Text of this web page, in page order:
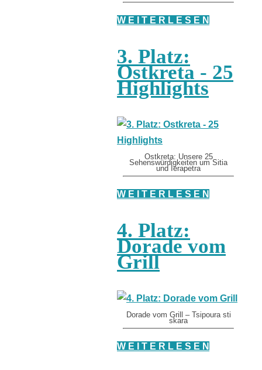
W E I T E R L E S E N
3. Platz:
Ostkreta - 25
Highlights
Ostkreta: Unsere 25
Sehenswürdigkeiten um Sitia
und Ierapetra
W E I T E R L E S E N
4. Platz:
Dorade vom
Grill
Dorade vom Grill – Tsipoura sti
skara
W E I T E R L E S E N